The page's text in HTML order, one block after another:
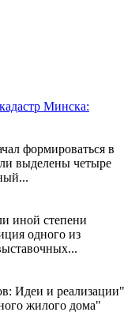
Минска:
формироваться в
выделены четыре
иной степени
одного из
Идеи и реализации"
жилого дома"